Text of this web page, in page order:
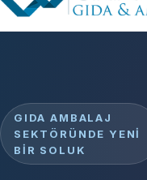
GIDA AMBALAJ
SEKTÖRÜNDE YENI
BIR SOLUK